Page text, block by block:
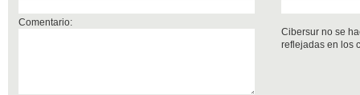
Comentario:
Cibersur no se
reflejadas en los